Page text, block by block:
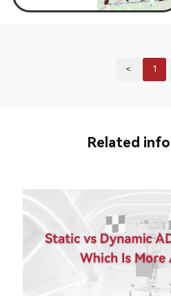
< 1
Related